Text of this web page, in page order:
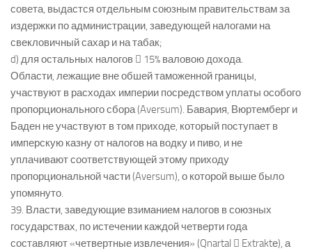
совета, выдастся отдельным союзным правительствам за
издержки по администрации, заведующей налогами на
свекловичный сахар и на табак;
d) для остальных налогов  15% валовою дохода.
Области, лежащие вне обшей таможенной границы,
участвуют в расходах империи посредством уплаты особого
пропорционального сбора (Aversum). Бавария, Вюртемберг и
Баден не участвуют в том приходе, который поступает в
имперскую казну от налогов на водку и пиво, и не
уплачивают соответствующей этому приходу
пропорциональной части (Aversum), о которой выше было
упомянуто.
39. Власти, заведующие взиманием налогов в союзных
государствах, по истечении каждой четверти года
составляют «четвертные извлечения» (Qnartal  Extraktе), а